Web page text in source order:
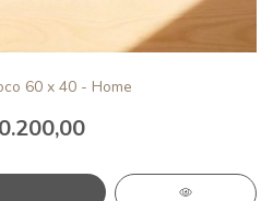
60 x 40 - Home